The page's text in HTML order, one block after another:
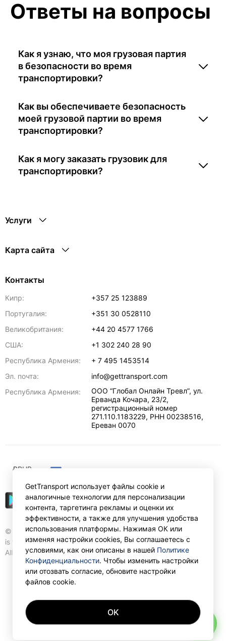
Ответы на вопросы
Как я узнаю, что моя грузовая партия
в безопасности во время
транспортировки?
Как вы обеспечиваете безопасность
моей грузовой партии во время
транспортировки?
Как я могу заказать грузовик для
транспортировки?
Услуги
Карта сайта
Контакты
Кипр:
+357 25 123889
Португалия:
+351 30 0528110
Великобритания:
+44 20 4577 1766
США:
+1 302 240 28 90
Республика Армения:
+ 7 495 1453514
Эл. почта:
info@gettransport.com
Республика Армения:
ООО “Глобал Онлайн Тревл”, ул.
Ерванда Кочара, 23/2,
регистрационный номер
271.110.1183229, РНН 00238516,
Ереван 0070
© Gettransport International Limited. GetTransport®
is trademark of Gettransport International Limited.
All rights reserved.
₽RUB
GetTransport использует файлы cookie и
аналогичные технологии для персонализации
контента, таргетинга рекламы и оценки их
эффективности, а также для улучшения удобства
использования платформы. Нажимая ОК или
изменяя настройки cookies, Вы соглашаетесь с
условиями, как они описаны в нашей Политике
Конфиденциальности. Чтобы изменить настройки
или отозвать согласие, обновите настройки
файлов cookie.
OK
AI